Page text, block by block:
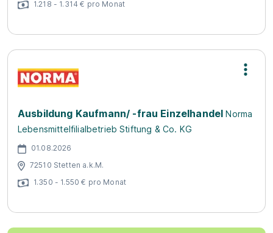
1.218 - 1.314 € pro Monat
Ausbildung Kaufmann/ -frau Einzelhandel Norma
Lebensmittelfilialbetrieb Stiftung & Co. KG
01.08.2026
72510 Stetten a.k.M.
1.350 - 1.550 € pro Monat